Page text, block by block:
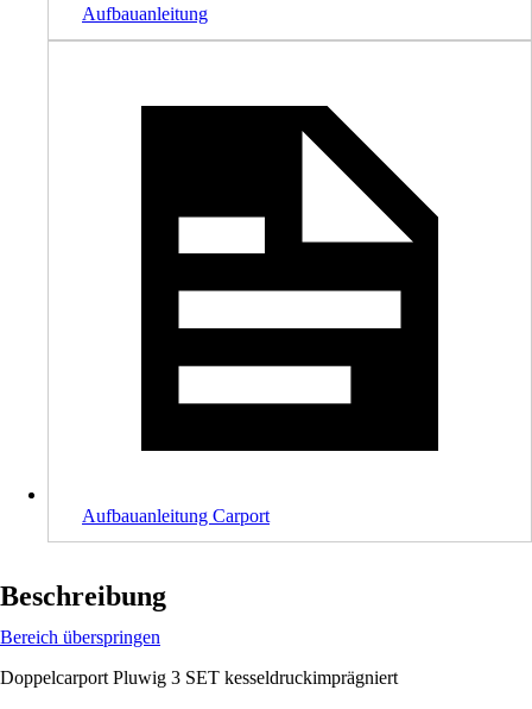
Aufbauanleitung
Aufbauanleitung Carport
Beschreibung
Bereich überspringen
Doppelcarport Pluwig 3 SET kesseldruckimprägniert